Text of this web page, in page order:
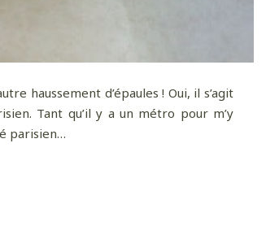
haussement d’épaules ! Oui, il s’agit
Tant qu’il y a un métro pour m’y
parisien…